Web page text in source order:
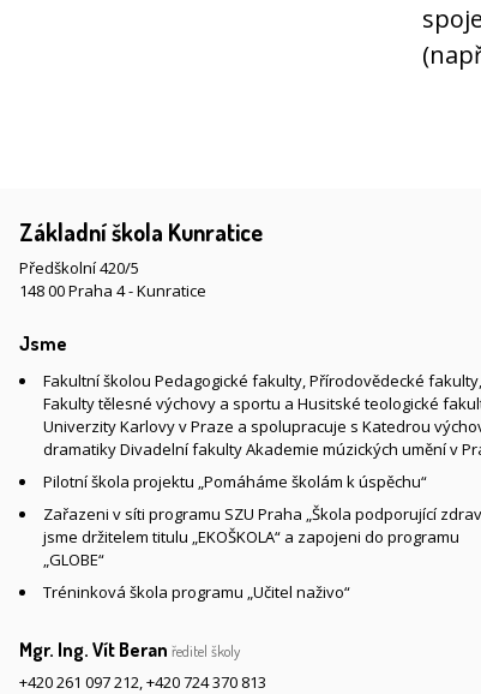
Základní škola Kunratice
Předškolní 420/5
148 00 Praha 4 - Kunratice
Jsme
Fakultní školou Pedagogické fakulty, Přírodovědecké fakulty,
Fakulty tělesné výchovy a sportu a Husitské teologické
Univerzity Karlovy v Praze a spolupracuje s Katedrou
dramatiky Divadelní fakulty Akademie múzických umění v
Pilotní škola projektu „Pomáháme školám k úspěchu“
Zařazeni v síti programu SZU Praha „Škola podporující
jsme držitelem titulu „EKOŠKOLA“ a zapojeni do programu
„GLOBE“
Tréninková škola programu „Učitel naživo“
Mgr. Ing. Vít Beran ředitel školy
+420 261 097 212,+420 724 370 813